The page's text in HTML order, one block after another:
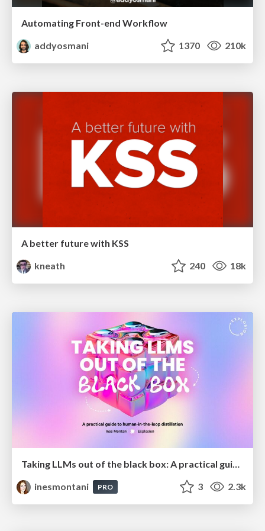
Automating Front-end Workflow
addyosmani
1370 210k
A better future with KSS
kneath
240 18k
inesmontani
PRO 3 2.3k